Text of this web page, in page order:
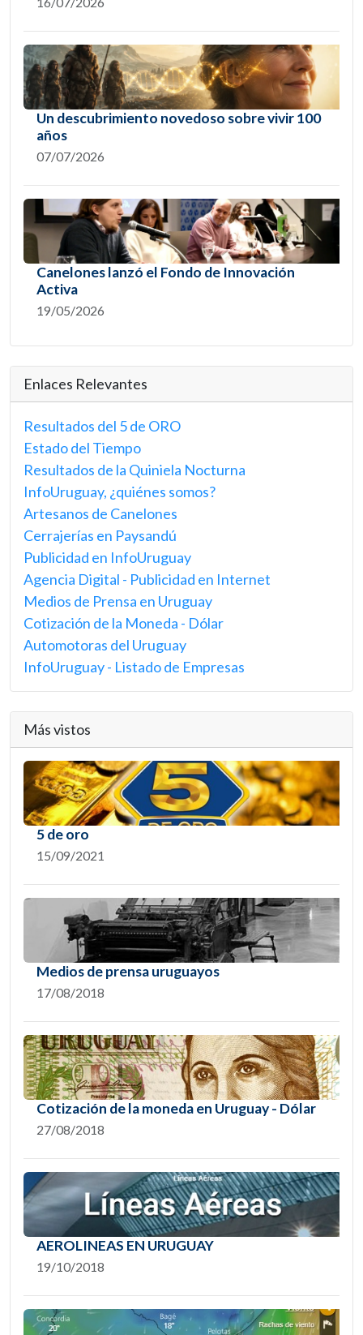
Un descubrimiento novedoso sobre vivir 100
años
07/07/2026
Canelones lanzó el Fondo de Innovación
Activa
19/05/2026
Enlaces Relevantes
Resultados del 5 de ORO
Estado del Tiempo
Resultados de la Quiniela Nocturna
InfoUruguay, ¿quiénes somos?
Artesanos de Canelones
Cerrajerías en Paysandú
Publicidad en InfoUruguay
Agencia Digital - Publicidad en Internet
Medios de Prensa en Uruguay
Cotización de la Moneda - Dólar
Automotoras del Uruguay
InfoUruguay - Listado de Empresas
Más vistos
5 de oro
15/09/2021
Medios de prensa uruguayos
17/08/2018
Cotización de la moneda en Uruguay - Dólar
27/08/2018
AEROLINEAS EN URUGUAY
19/10/2018